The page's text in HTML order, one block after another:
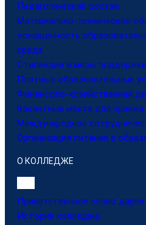
Педагогический состав
Материально-техническое
оснащенность
среда
Стипендии и меры
Платные образовательные
Финансово-хозяйственная
Вакантные места для приема
Международное
Организация питания в
О КОЛЛЕДЖЕ
Приветственное слово
История колледжа